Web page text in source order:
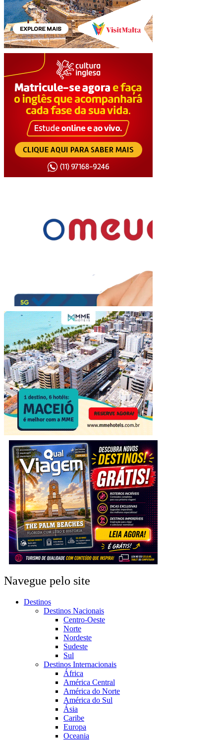
Navegue pelo site
Destinos
Destinos Nacionais
Centro-Oeste
Norte
Nordeste
Sudeste
Sul
Destinos Internacionais
África
América Central
América do Norte
América do Sul
Ásia
Caribe
Europa
Oceania